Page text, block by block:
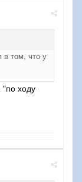
в том, что у
ходу